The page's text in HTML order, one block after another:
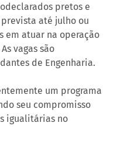
pretos e
até julho ou
em atuar na operação
vagas são
de Engenharia.
um programa
seu compromisso
igualitárias no